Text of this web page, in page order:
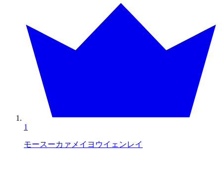
1
モースーカァメイヨウイェンレイ